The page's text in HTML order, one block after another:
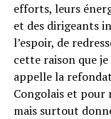
efforts, leurs
et des dirigeants
l’espoir, de
cette raison que
appelle la
Congolais et pour
mais surtout